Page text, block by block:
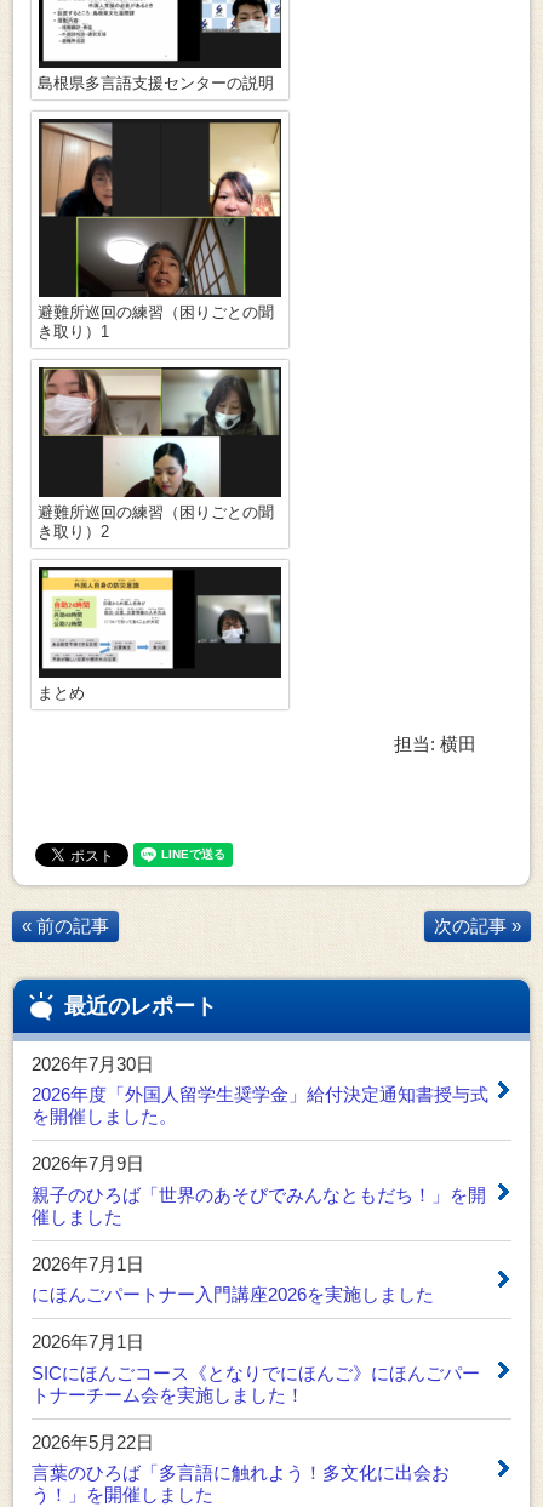
島根県多言語支援センターの説明
避難所巡回の練習（困りごとの聞
き取り）1
避難所巡回の練習（困りごとの聞
き取り）2
まとめ
担当: 横田
« 前の記事 次の記事 »
最近のレポート
2026年7月30日
2026年度「外国人留学生奨学金」給付決定通知書授与式
を開催しました。
2026年7月9日
親子のひろば「世界のあそびでみんなともだち！」を開
催しました
2026年7月1日
にほんごパートナー入門講座2026を実施しました
2026年7月1日
SICにほんごコース《となりでにほんご》にほんごパー
トナーチーム会を実施しました！
2026年5月22日
言葉のひろば「多言語に触れよう！多文化に出会お
う！」を開催しました